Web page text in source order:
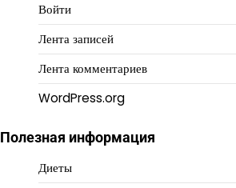
Войти
Лента записей
Лента комментариев
WordPress.org
Полезная информация
Диеты